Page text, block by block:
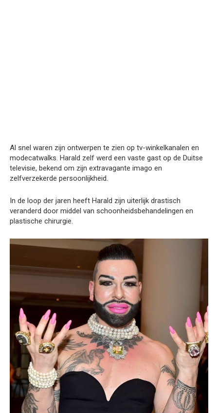
Al snel waren zijn ontwerpen te zien op tv-winkelkanalen en
modecatwalks. Harald zelf werd een vaste gast op de Duitse
televisie, bekend om zijn extravagante imago en
zelfverzekerde persoonlijkheid.
In de loop der jaren heeft Harald zijn uiterlijk drastisch
veranderd door middel van schoonheidsbehandelingen en
plastische chirurgie.